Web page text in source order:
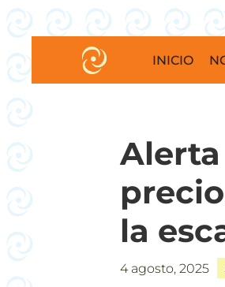
INICIO
la
4 agosto, 2025